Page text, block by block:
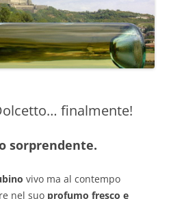
finalmente!
sorprendente.
vivo ma al contempo
nel suo profumo fresco e